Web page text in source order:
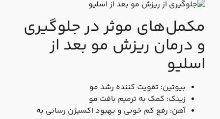
مکمل‌های موثر در جلوگیری
و درمان ریزش مو بعد از
اسلیو
بیوتین: تقویت‌ کننده رشد مو
زینک: کمک به ترمیم بافت مو
آهن: رفع کم‌ خونی و بهبود اکسیژن‌ رسانی به